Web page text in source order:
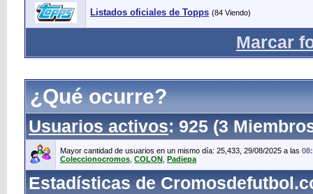
Listados oficiales de Topps (84 Viendo)
Marcar
¿Qué ocurre?
Usuarios activos: 925 (3
Mayor cantidad de usuarios en un mismo día: 25,433, 29/08/2025 a las
Coleccionocromos COLON Padiepa
Estadísticas de